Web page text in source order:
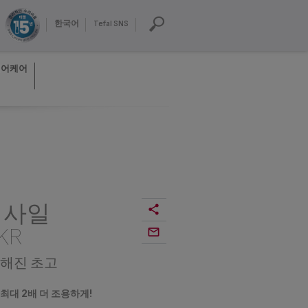
한국어 Tefal SNS
케어
일
진 초고
대 2배 더 조용하게!